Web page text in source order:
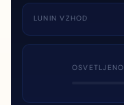
LUNIN VZHOD